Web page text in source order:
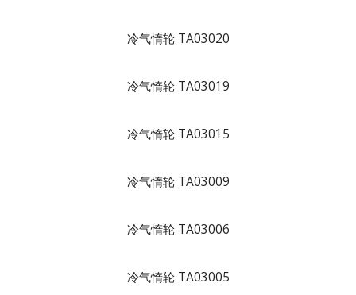
冷气惰轮 TA03020
冷气惰轮 TA03019
冷气惰轮 TA03015
冷气惰轮 TA03009
冷气惰轮 TA03006
冷气惰轮 TA03005